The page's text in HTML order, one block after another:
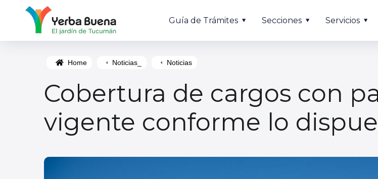
Guía de Trámites Secciones Servicios
Home Noticias_ Noticias
Cobertura de cargos con
vigente conforme lo